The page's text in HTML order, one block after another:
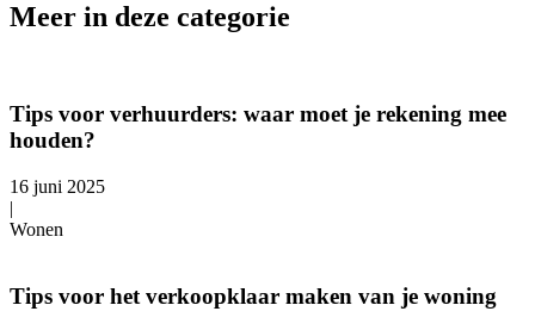
Meer in deze categorie
Tips voor verhuurders: waar moet je rekening mee
houden?
16 juni 2025
|
Wonen
Tips voor het verkoopklaar maken van je woning